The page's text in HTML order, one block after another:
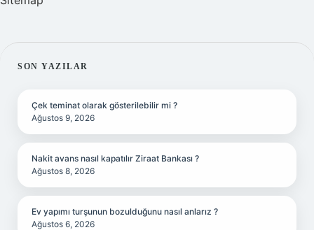
SIDEBAR
SON YAZILAR
Çek teminat olarak gösterilebilir mi ?
Ağustos 9, 2026
Nakit avans nasıl kapatılır Ziraat Bankası ?
Ağustos 8, 2026
Ev yapımı turşunun bozulduğunu nasıl anlarız ?
Ağustos 6, 2026